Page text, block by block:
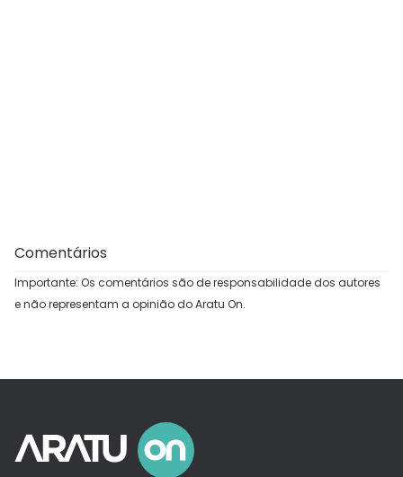
Comentários
Importante: Os comentários são de responsabilidade dos autores
e não representam a opinião do Aratu On.